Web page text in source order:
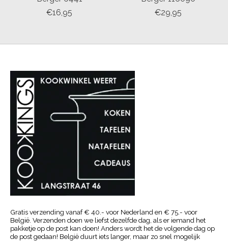
€16,95
€29,95
Gratis verzending vanaf € 40.- voor Nederland en € 75.- voor
België. Verzenden doen we liefst dezelfde dag, als er iemand het
pakketje op de post kan doen! Anders wordt het de volgende dag op
de post gedaan! België duurt iets langer, maar zo snel mogelijk